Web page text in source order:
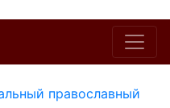
православный